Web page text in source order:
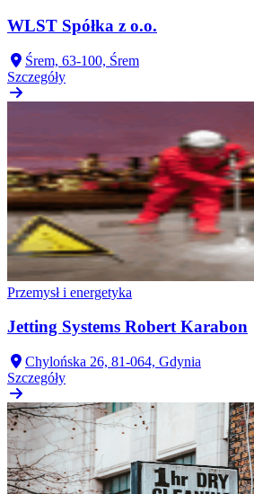
WLST Spółka z o.o.
Śrem, 63-100, Śrem
Szczegóły
Przemysł i energetyka
Jetting Systems Robert Karabon
Chylońska 26, 81-064, Gdynia
Szczegóły